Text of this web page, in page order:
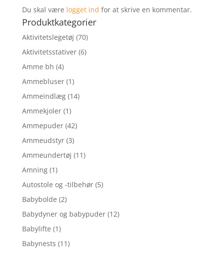
Du skal være logget ind for at skrive en kommentar.
Produktkategorier
Aktivitetslegetøj (70)
Aktivitetsstativer (6)
Amme bh (4)
Ammebluser (1)
Ammeindlæg (14)
Ammekjoler (1)
Ammepuder (42)
Ammeudstyr (3)
Ammeundertøj (11)
Amning (1)
Autostole og -tilbehør (5)
Babybolde (2)
Babydyner og babypuder (12)
Babylifte (1)
Babynests (11)